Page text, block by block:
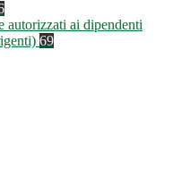
autorizzati ai dipendenti
69